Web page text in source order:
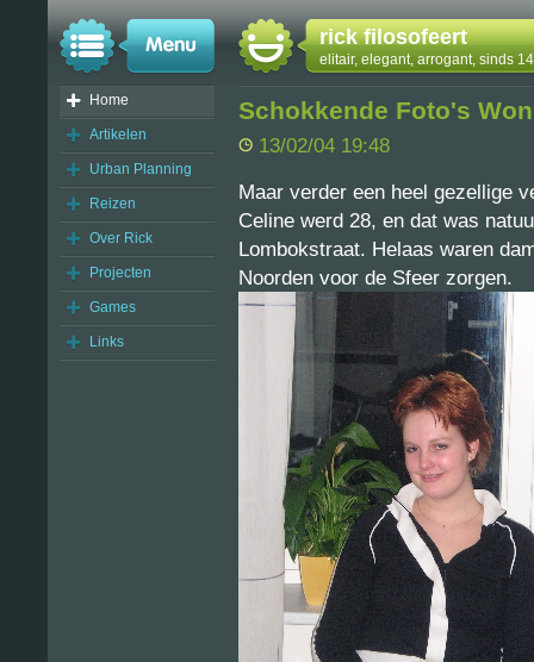
rick filosofeert
elitair, elegant, arrogant, sinds
Home
Artikelen
Urban Planning
Reizen
Over Rick
Projecten
Games
Links
Schokkende Foto's
13/02/04 19:48
Maar verder een heel gezellige
Celine werd 28, en dat was
Lombokstraat. Helaas waren
Noorden voor de Sfeer zorgen.